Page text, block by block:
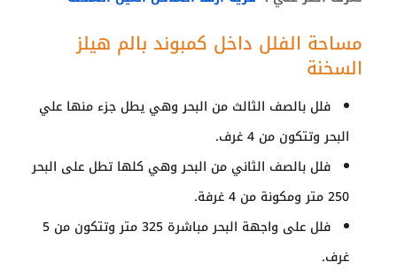
مساحة الفلل داخل كمبوند بالم هيلز
السخنة
فلل بالصف الثالث من البحر وهي يطل جزء منها علي
البحر وتتكون من 4 غرف.
فلل بالصف الثاني من البحر وهي كلها تطل على البحر
250 متر ومكونة من 4 غرفة.
فلل على واجهة البحر مباشرة 325 متر وتتكون من 5
غرف.